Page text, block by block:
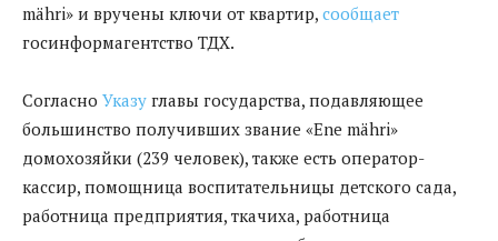
mähri» и вручены ключи от квартир, сообщает
госинформагентство ТДХ.
Согласно Указу главы государства, подавляющее
большинство получивших звание «Ene mähri»
домохозяйки (239 человек), также есть оператор-
кассир, помощница воспитательницы детского сада,
работница предприятия, ткачиха, работница